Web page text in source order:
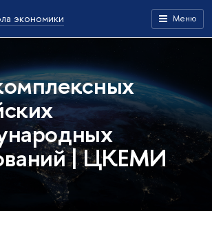
экономики Меню
| ЦКЕМИ